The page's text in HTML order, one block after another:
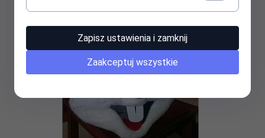
Zapisz ustawienia i zamknij
Zaakceptuj wszystkie